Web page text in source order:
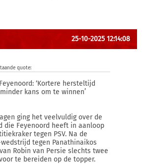
25-10-2025 12:14:08
quote:
‘Kortere hersteltijd
kans om te winnen’
ging het veelvuldig over de
die Feyenoord heeft in aanloop
tegen PSV. Na de
wedstrijd tegen Panathinaikos
Robin van Persie slechts twee
te bereiden op de topper.